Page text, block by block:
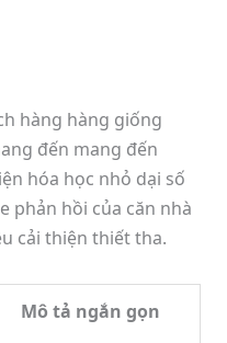
hàng hàng giống
đến mang đến
hóa học nhỏ dại số
phản hồi của căn nhà
cải thiện thiết tha.
Mô tả ngắn gọn